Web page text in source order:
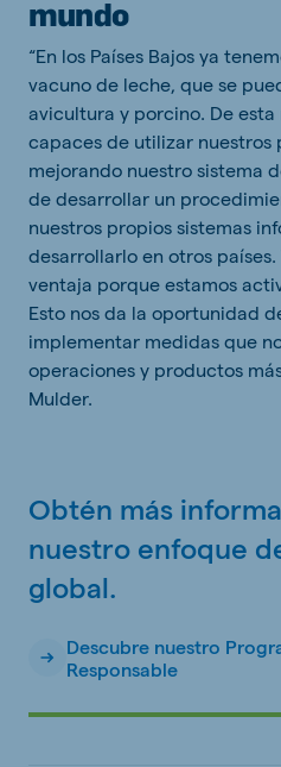
mundo
“En los Países Bajos ya
vacuno de leche, que se
avicultura y porcino. De esta
capaces de utilizar nuestros
mejorando nuestro sistema
de desarrollar un
nuestros propios sistemas
desarrollarlo en otros países.
ventaja porque estamos
Esto nos da la oportunidad
implementar medidas que
operaciones y productos
Mulder.
Obtén más
nuestro enfoque
global.
Descubre nuestro
Responsable